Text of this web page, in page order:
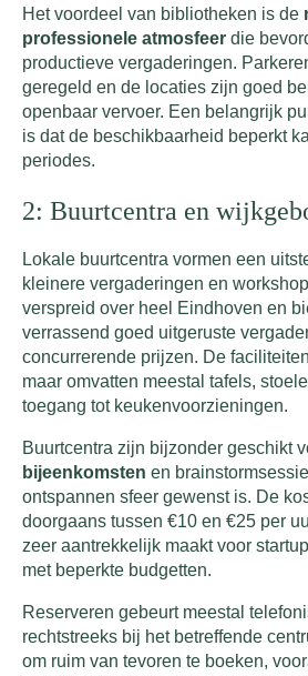
Het voordeel van bibliotheken is de
professionele atmosfeer die
productieve vergaderingen.
geregeld en de locaties zijn goed
openbaar vervoer. Een belangrijk
is dat de beschikbaarheid beperkt
periodes.
2: Buurtcentra en
Lokale buurtcentra vormen een
kleinere vergaderingen en
verspreid over heel Eindhoven en
verrassend goed uitgeruste
concurrerende prijzen. De
maar omvatten meestal tafels,
toegang tot keukenvoorzieningen.
Buurtcentra zijn bijzonder geschikt
bijeenkomsten en
ontspannen sfeer gewenst is. De
doorgaans tussen €10 en €25 per
zeer aantrekkelijk maakt voor
met beperkte budgetten.
Reserveren gebeurt meestal
rechtstreeks bij het betreffende
om ruim van tevoren te boeken,